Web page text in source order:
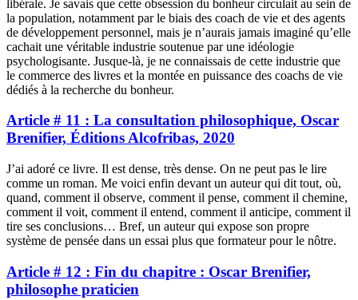
libérale. Je savais que cette obsession du bonheur circulait au sein de
la population, notamment par le biais des coach de vie et des agents
de développement personnel, mais je n’aurais jamais imaginé qu’elle
cachait une véritable industrie soutenue par une idéologie
psychologisante. Jusque-là, je ne connaissais de cette industrie que
le commerce des livres et la montée en puissance des coachs de vie
dédiés à la recherche du bonheur.
Article # 11 : La consultation philosophique, Oscar
Brenifier, Éditions Alcofribas, 2020
J’ai adoré ce livre. Il est dense, très dense. On ne peut pas le lire
comme un roman. Me voici enfin devant un auteur qui dit tout, où,
quand, comment il observe, comment il pense, comment il chemine,
comment il voit, comment il entend, comment il anticipe, comment il
tire ses conclusions… Bref, un auteur qui expose son propre
système de pensée dans un essai plus que formateur pour le nôtre.
Article # 12 : Fin du chapitre : Oscar Brenifier,
philosophe praticien